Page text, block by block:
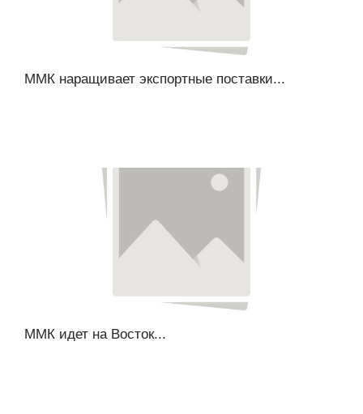
ММК наращивает экспортные поставки...
ММК идет на Восток...